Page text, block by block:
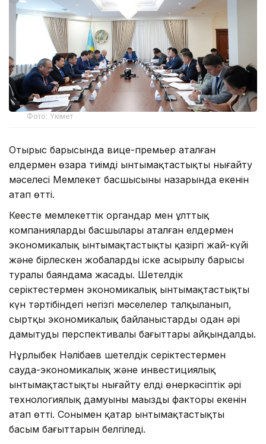
Фото: Үкімет
Отырыс барысында вице-премьер аталған
елдермен өзара тиімді ынтымақтастықты нығайту
мәселесі Мемлекет басшысының назарында екенін
атап өтті.
Кеңесте мемлекеттік органдар мен ұлттық
компаниялардың басшылары аталған елдермен
экономикалық ынтымақтастықтың қазіргі жай-күйі
және бірлескен жобалардың іске асырылу барысы
туралы баяндама жасады. Шетелдік
серіктестермен экономикалық ынтымақтастықтың
күн тәртібіндегі негізгі мәселелер талқыланып,
сыртқы экономикалық байланыстарды одан әрі
дамытудың перспективалы бағыттары айқындалды.
Нұрлыбек Нәлібаев шетелдік серіктестермен
сауда-экономикалық және инвестициялық
ынтымақтастықты нығайту елдің өнеркәсіптік әрі
технологиялық дамуының маңызды факторы екенін
атап өтті. Сонымен қатар ынтымақтастықтың
басым бағыттарын белгіледі.